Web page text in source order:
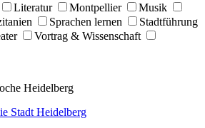
Literatur Montpellier
Musik
Sprachen lernen
Stadtführung
Vortrag & Wissenschaft
Heidelberg
Stadt Heidelberg